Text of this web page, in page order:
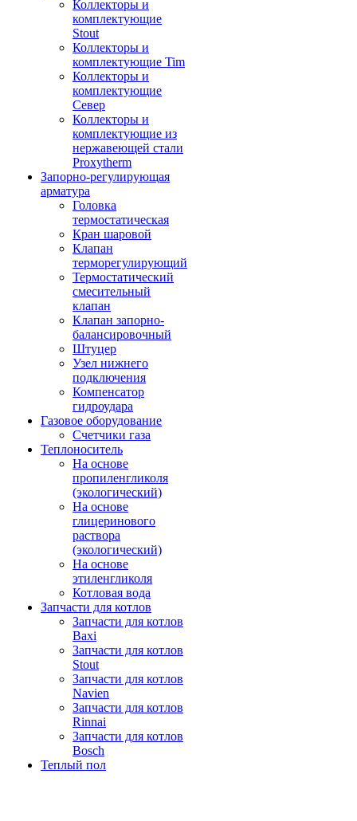
Коллекторы и
комплектующие
Stout
Коллекторы и
комплектующие Tim
Коллекторы и
комплектующие
Север
Коллекторы и
комплектующие из
нержавеющей стали
Proxytherm
Запорно-регулирующая
арматура
Головка
термостатическая
Кран шаровой
Клапан
терморегулирующий
Термостатический
смесительный
клапан
Клапан запорно-
балансировочный
Штуцер
Узел нижнего
подключения
Компенсатор
гидроудара
Газовое оборудование
Счетчики газа
Теплоноситель
На основе
пропиленгликоля
(экологический)
На основе
глицеринового
раствора
(экологический)
На основе
этиленгликоля
Котловая вода
Запчасти для котлов
Запчасти для котлов
Baxi
Запчасти для котлов
Stout
Запчасти для котлов
Navien
Запчасти для котлов
Rinnai
Запчасти для котлов
Bosch
Теплый пол